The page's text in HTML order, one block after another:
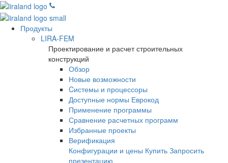
Продукты
LIRA-FEM
Проектирование и расчет строительных
конструкций
Обзор
Новые возможности
Cистемы и процессоры
Доступные нормы Еврокод
Применение программы
Сравнение расчетных программ
Избранные проекты
Верификация
Конфигурации и цены Купить Запросить
презентацию